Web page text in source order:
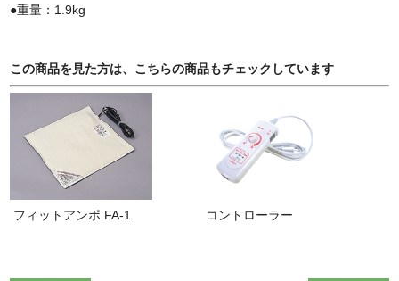
●重量：1.9kg
この商品を見た方は、こちらの商品もチェックしています
フィットアンポ FA-1 コントローラー